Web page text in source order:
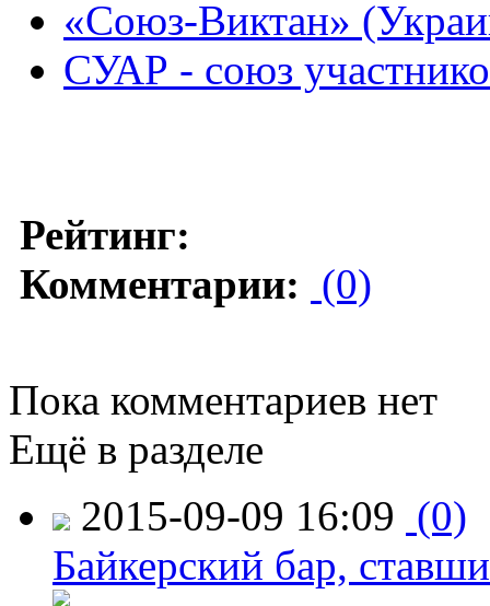
«Союз-Виктан»
СУАР - союз
Рейтинг:
Комментарии: (0)
Пока комментариев нет
Ещё в разделе
2015-09-09 16:09 (0)
Байкерский бар,